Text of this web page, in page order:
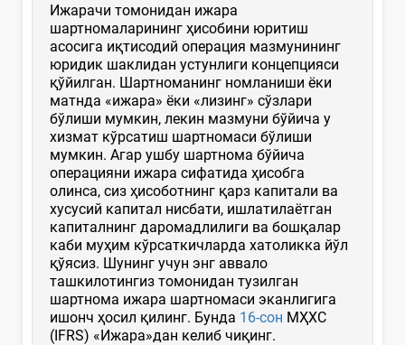
Ижарачи томонидан ижара
шартномаларининг ҳисобини юритиш
асосига иқтисодий операция мазмунининг
юридик шаклидан устунлиги концепцияси
қўйилган. Шартноманинг номланиши ёки
матнда «ижара» ёки «лизинг» сўзлари
бўлиши мумкин, лекин мазмуни бўйича у
хизмат кўрсатиш шартномаси бўлиши
мумкин. Агар ушбу шартнома бўйича
операцияни ижара сифатида ҳисобга
олинса, сиз ҳисоботнинг қарз капитали ва
хусусий капитал нисбати, ишлатилаётган
капиталнинг даромадлилиги ва бошқалар
каби муҳим кўрсаткичларда хатоликка йўл
қўясиз. Шунинг учун энг аввало
ташкилотингиз томонидан тузилган
шартнома ижара шартномаси эканлигига
ишонч ҳосил қилинг. Бунда 16-сон МҲХС
(IFRS) «Ижара»дан келиб чиқинг.